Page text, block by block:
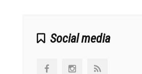
Social media